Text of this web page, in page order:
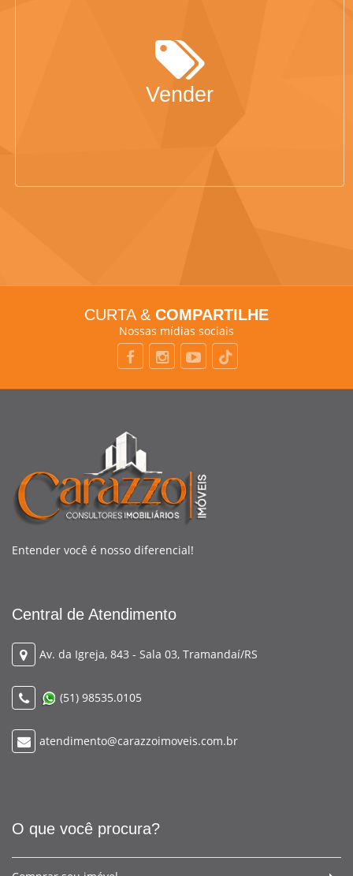
Vender
CURTA & COMPARTILHE
Nossas mídias sociais
Entender você é nosso diferencial!
Central de Atendimento
Av. da Igreja, 843 - Sala 03, Tramandaí/RS
(51) 98535.0105
atendimento@carazzoimoveis.com.br
O que você procura?